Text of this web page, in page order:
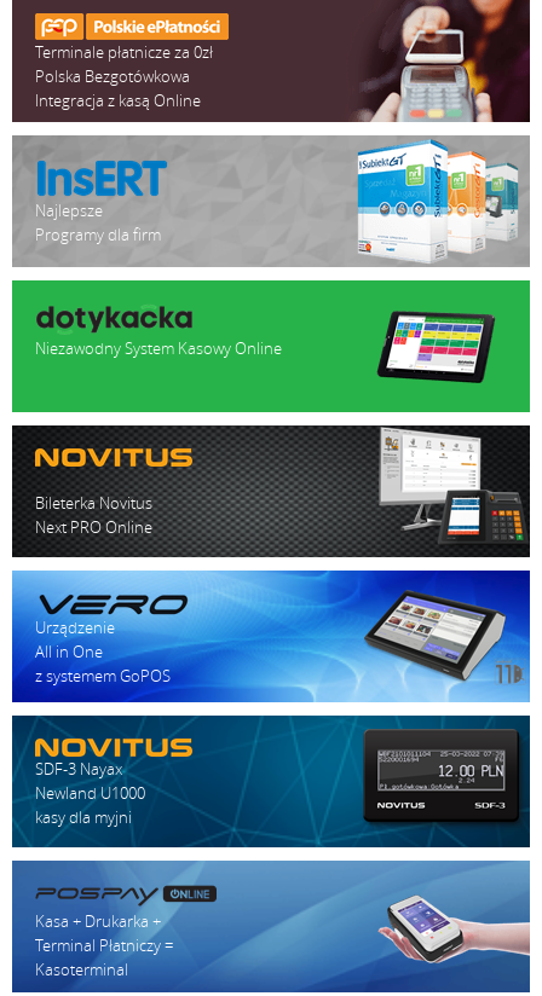
Terminale płatnicze za 0zł
Polska Bezgotówkowa
Integracja z kasą Online
Najlepsze
Programy dla firm
Niezawodny System Kasowy Online
Bileterka Novitus
Next PRO Online
Urządzenie
All in One
z systemem GoPOS
SDF-3 Nayax
Newland U1000
kasy dla myjni
Kasa + Drukarka +
Terminal Płatniczy =
Kasoterminal